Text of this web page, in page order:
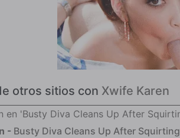
otros sitios con Xwife Karen
- Busty Diva Cleans Up After Squirting